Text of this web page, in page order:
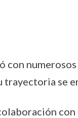
con
trayectoria se